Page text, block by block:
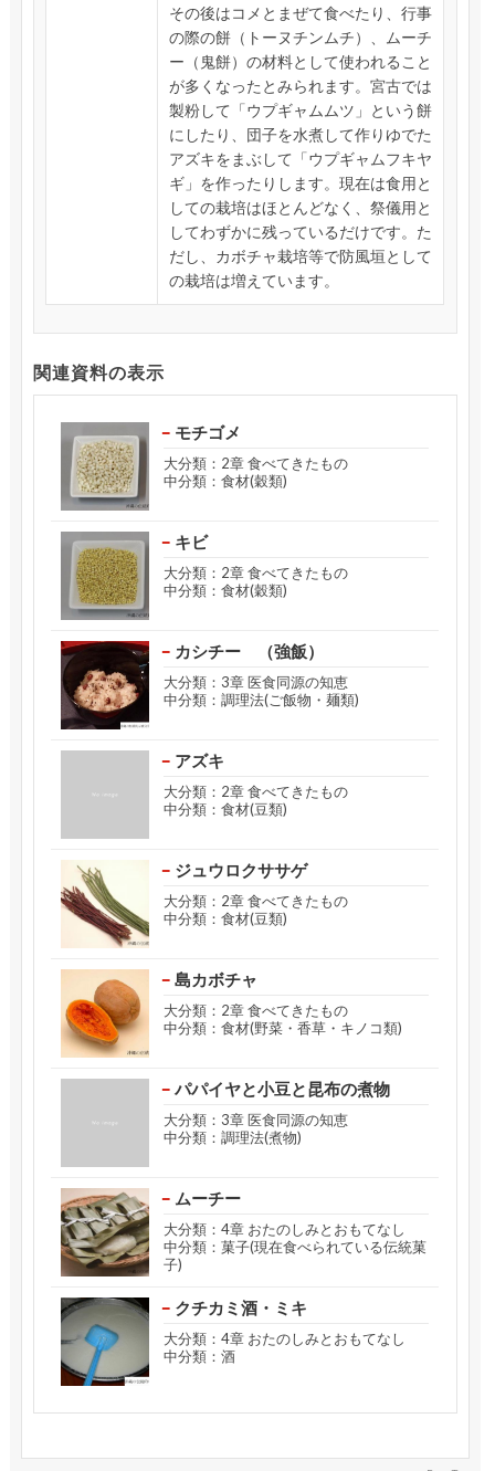
その後はコメとまぜて食べたり、行事
の際の餅（トーヌチンムチ）、ムーチ
ー（鬼餅）の材料として使われること
が多くなったとみられます。宮古では
製粉して「ウプギャムムツ」という餅
にしたり、団子を水煮して作りゆでた
アズキをまぶして「ウプギャムフキヤ
ギ」を作ったりします。現在は食用と
しての栽培はほとんどなく、祭儀用と
してわずかに残っているだけです。た
だし、カボチャ栽培等で防風垣として
の栽培は増えています。
関連資料の表示
モチゴメ
大分類：2章 食べてきたもの
中分類：食材(穀類)
キビ
大分類：2章 食べてきたもの
中分類：食材(穀類)
カシチー （強飯）
大分類：3章 医食同源の知恵
中分類：調理法(ご飯物・麺類)
アズキ
大分類：2章 食べてきたもの
中分類：食材(豆類)
ジュウロクササゲ
大分類：2章 食べてきたもの
中分類：食材(豆類)
島カボチャ
大分類：2章 食べてきたもの
中分類：食材(野菜・香草・キノコ類)
パパイヤと小豆と昆布の煮物
大分類：3章 医食同源の知恵
中分類：調理法(煮物)
ムーチー
大分類：4章 おたのしみとおもてなし
中分類：菓子(現在食べられている伝統菓
子)
クチカミ酒・ミキ
大分類：4章 おたのしみとおもてなし
中分類：酒